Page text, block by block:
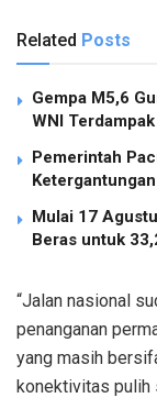
Related Posts
Gempa M5,6
WNI Terdampak
Pemerintah
Mulai 17
Beras untuk
“Jalan nasional
penanganan
yang masih
konektivitas pulih